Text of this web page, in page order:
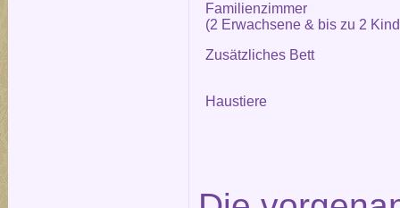
Familienzimmer
(2 Erwachsene & bis zu 2
Zusätzliches Bett
Haustiere